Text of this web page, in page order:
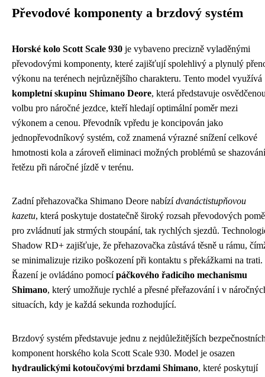
Převodové komponenty a brzdový systém
Horské kolo Scott Scale 930 je vybaveno precizně vyladěnými
převodovými komponenty, které zajišťují spolehlivý a plynulý
výkonu na terénech nejrůznějšího charakteru. Tento model využívá
kompletní skupinu Shimano Deore, která představuje
volbu pro náročné jezdce, kteří hledají optimální poměr mezi
výkonem a cenou. Převodník vpředu je koncipován jako
jednopřevodníkový systém, což znamená výrazné snížení celkové
hmotnosti kola a zároveň eliminaci možných problémů se
řetězu při náročné jízdě v terénu.
Zadní přehazovačka Shimano Deore nabízídvanáctistupňovou
kazetu, která poskytuje dostatečně široký rozsah převodových
pro zvládnutí jak strmých stoupání, tak rychlých sjezdů.
Shadow RD+ zajišťuje, že přehazovačka zůstává těsně u rámu,
se minimalizuje riziko poškození při kontaktu s překážkami na trati.
Řazení je ovládáno pomocípáčkového řadicího mechanismu
Shimano, který umožňuje rychlé a přesné přeřazování i v
situacích, kdy je každá sekunda rozhodující.
Brzdový systém představuje jednu z nejdůležitějších
komponent horského kola Scott Scale 930. Model je osazen
hydraulickými kotoučovými brzdami Shimano, které poskytují